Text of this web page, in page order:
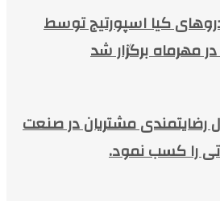
کیا اسپورتیج توسط
مهرماه برگزار شد
رضایتمندی مشتریان در صنعت
را کسب نمود.